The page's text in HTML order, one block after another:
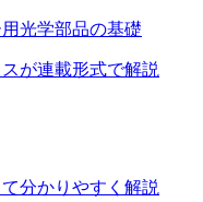
光学部品の基礎
が連載形式で解説
分かりやすく解説